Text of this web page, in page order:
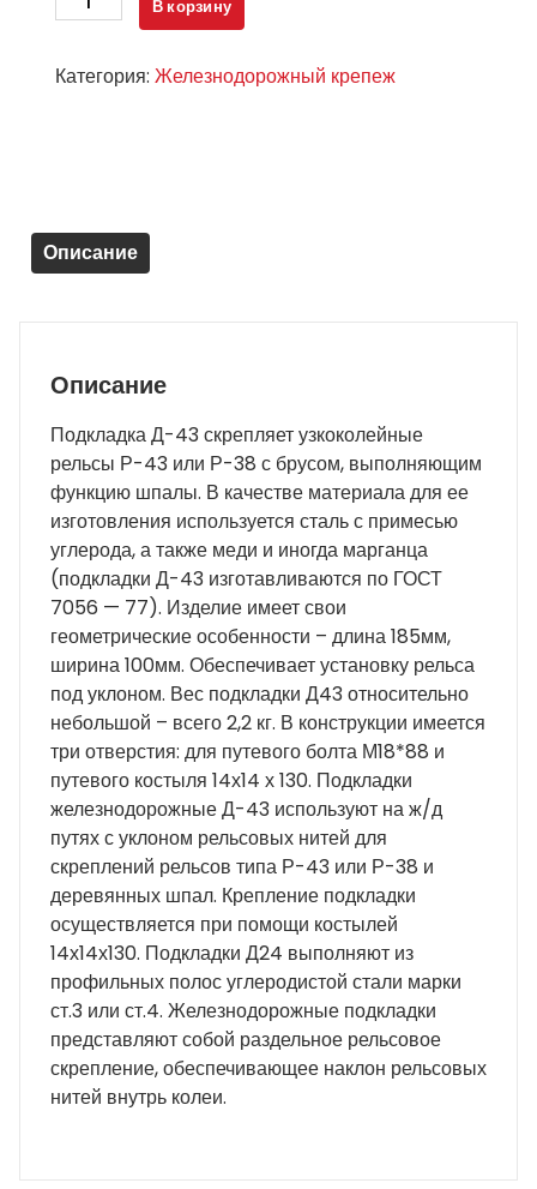
товара
литая
новая
В корзину
Категория: Железнодорожный крепеж
Описание
Описание
Подкладка Д-43 скрепляет узкоколейные
рельсы Р-43 или Р-38 с брусом, выполняющим
функцию шпалы. В качестве материала для ее
изготовления используется сталь с примесью
углерода, а также меди и иногда марганца
(подкладки Д-43 изготавливаются по ГОСТ
7056 — 77). Изделие имеет свои
геометрические особенности – длина 185мм,
ширина 100мм. Обеспечивает установку рельса
под уклоном. Вес подкладки Д43 относительно
небольшой – всего 2,2 кг. В конструкции имеется
три отверстия: для путевого болта М18*88 и
путевого костыля 14х14 х 130. Подкладки
железнодорожные Д-43 используют на ж/д
путях с уклоном рельсовых нитей для
скреплений рельсов типа Р-43 или Р-38 и
деревянных шпал. Крепление подкладки
осуществляется при помощи костылей
14х14х130. Подкладки Д24 выполняют из
профильных полос углеродистой стали марки
ст.3 или ст.4. Железнодорожные подкладки
представляют собой раздельное рельсовое
скрепление, обеспечивающее наклон рельсовых
нитей внутрь колеи.